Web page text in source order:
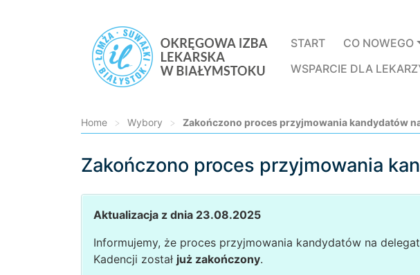
START
CO NOWEGO
WSPARCIE DLA
Home > Wybory > Zakończono proces przyjmowania kandydatów
Zakończono proces przyjmowania
Aktualizacja z dnia 23.08.2025
Informujemy, że proces przyjmowania kandydatów na
Kadencji został już zakończony.